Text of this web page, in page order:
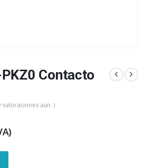
Contacto
valoraciones aún. )